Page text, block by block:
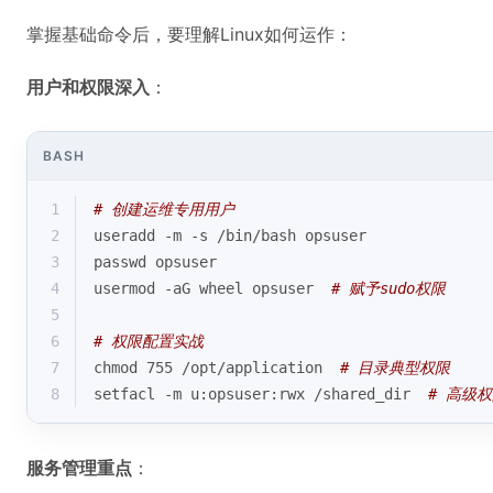
掌握基础命令后，要理解Linux如何运作：
用户和权限深入 ：
BASH
1
# 创建运维专用用户
2
useradd -m -s /bin/bash opsuser
3
passwd opsuser
4
usermod -aG wheel opsuser # 赋予sudo权限
5
6
# 权限配置实战
7
chmod 755 /opt/application # 目录典型权限
8
setfacl -m u:opsuser:rwx /shared_dir # 高级
服务管理重点 ：